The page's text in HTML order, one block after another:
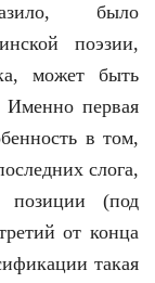
было
поэзии,
может быть
Именно первая
в том,
слога,
(под
от конца
такая